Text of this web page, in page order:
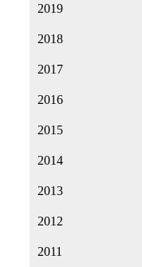
2019
2018
2017
2016
2015
2014
2013
2012
2011